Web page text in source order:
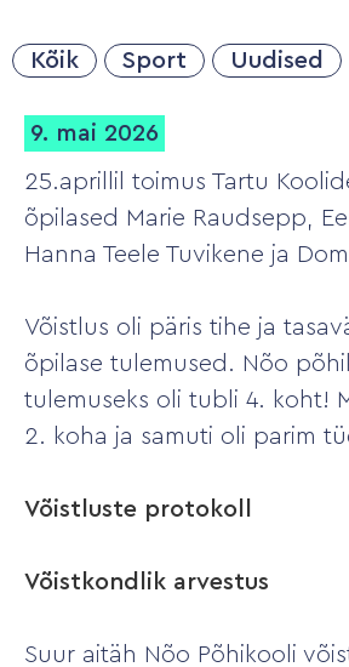
Kõik Sport Uudised
9. mai 2026
25.aprillil toimus Tartu
õpilased Marie Raudsepp,
Hanna Teele Tuvikene ja
Võistlus oli päris tihe ja
õpilase tulemused. Nõo
tulemuseks oli tubli 4. koht!
2. koha ja samuti oli parim
Võistluste protokoll
Võistkondlik arvestus
Suur aitäh Nõo Põhikooli